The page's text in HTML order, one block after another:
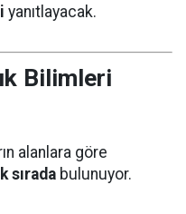
yanıtlayacak.
Bilimleri
alanlara göre
sırada bulunuyor.